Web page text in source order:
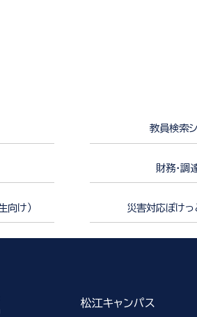
教員検索
財務・調
向け） 災害対応ぽけっ
松江キャンパス